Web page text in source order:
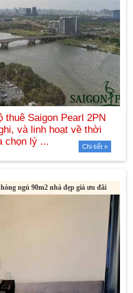
Chi tiết »
ngủ 90m2 nhà đẹp giá ưu đãi